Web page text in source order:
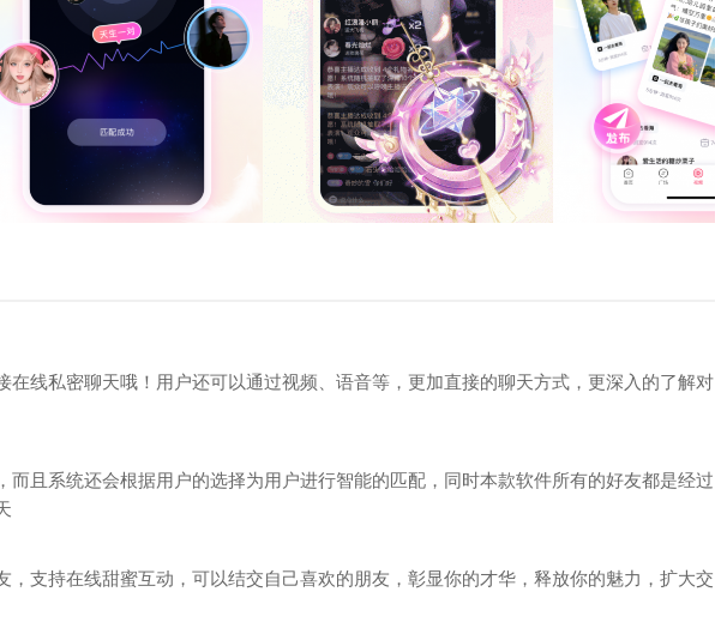
在线私密聊天哦！用户还可以通过视频、语音等，更加直接的聊天方式，更深入的了解对
而且系统还会根据用户的选择为用户进行智能的匹配，同时本款软件所有的好友都是经过
，支持在线甜蜜互动，可以结交自己喜欢的朋友，彰显你的才华，释放你的魅力，扩大交